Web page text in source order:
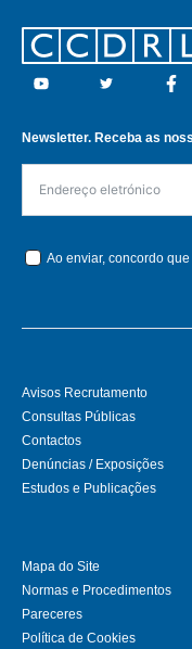
Footer
Youtube Twitter
Newsletter. Receba as
Ao enviar, concordo
Avisos Recrutamento
Consultas Públicas
Contactos
Denúncias / Exposições
Estudos e Publicações
Mapa do Site
Normas e Procedimentos
Pareceres
Política de Cookies